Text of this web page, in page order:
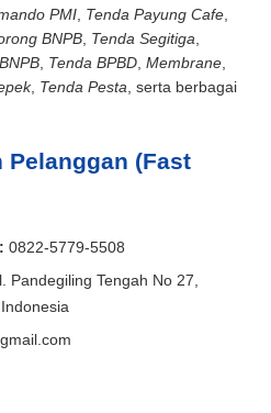
PMI Tenda Payung Cafe
BNPB Tenda Segitiga
Tenda BPBD Membrane
, Tenda Pesta , serta berbagai
Pelanggan (Fast
0822-5779-5508
Pandegiling Tengah No 27,